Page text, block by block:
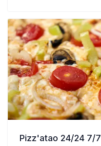
Pizz'atao 24/24 7/7